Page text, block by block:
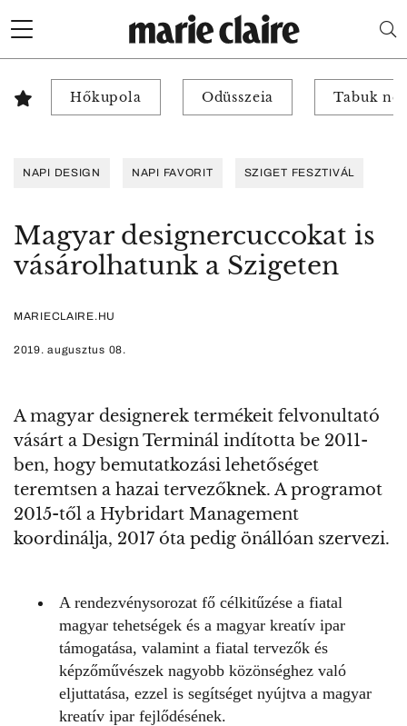
Hőkupola Odüsszeia Tabuk
NAPI DESIGN NAPI FAVORIT SZIGET FESZTIVÁL
Magyar designercuccokat is
vásárolhatunk a Szigeten
MARIECLAIRE.HU
2019. augusztus 08.
A magyar designerek termékeit felvonultató
vásárt a Design Terminál indította be 2011-
ben, hogy bemutatkozási lehetőséget
teremtsen a hazai tervezőknek. A programot
2015-től a Hybridart Management
koordinálja, 2017 óta pedig önállóan szervezi.
A rendezvénysorozat fő célkitűzése a fiatal
magyar tehetségek és a magyar kreatív ipar
támogatása, valamint a fiatal tervezők és
képzőművészek nagyobb közönséghez való
eljuttatása, ezzel is segítséget nyújtva a magyar
kreatív ipar fejlődésének.